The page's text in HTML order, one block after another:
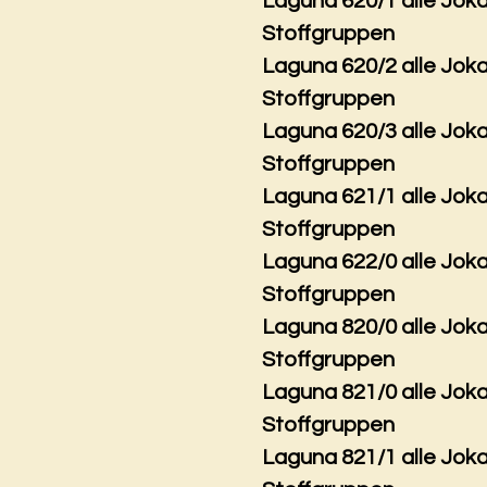
Stoffgruppen
Laguna 620/2 alle
Stoffgruppen
Laguna 620/3 alle
Stoffgruppen
Laguna 621/1 alle
Stoffgruppen
Laguna 622/0 alle
Stoffgruppen
Laguna 820/0 alle
Stoffgruppen
Laguna 821/0 alle
Stoffgruppen
Laguna 821/1 alle